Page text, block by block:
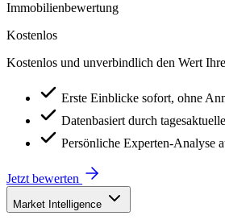
Immobilienbewertung
Kostenlos
Kostenlos und unverbindlich den Wert
Erste Einblicke sofort, ohne
Datenbasiert durch
Persönliche Experten-Analyse
Jetzt bewerten
Market Intelligence